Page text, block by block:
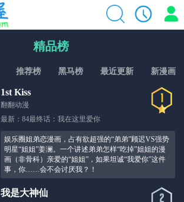
精品榜
推荐榜 黑马榜 最近更新 新漫画
1st Kiss
翻翻动漫
最新：84最终话：我在这里爱你
娱乐圈姐弟恋漫画，占有欲超强的“弟弟”顾迟VS强势
明星“姐姐”姜澜。一个讲述弟弟怎样“吃掉”姐姐的漫
画（非骨科）亲爱的“姐姐”，如果坦诚“我爱你”这件
事，你……会不会讨厌我？！
我是大神仙